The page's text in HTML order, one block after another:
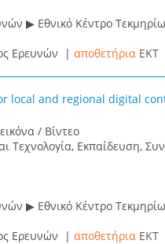
▶ Εθνικό Κέντρο
Ερευνών | αποθετήρια EKT
local and regional digital
/ Βίντεο
Τεχνολογία, Εκπαίδευση,
▶ Εθνικό Κέντρο
Ερευνών | αποθετήρια EKT